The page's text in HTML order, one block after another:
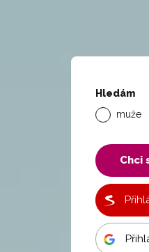
Hledám
muže
Chci